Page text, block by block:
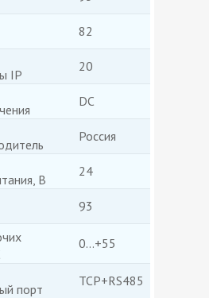
82
IP
20
DC
Россия
В
24
93
0...+55
порт
TCP+RS485